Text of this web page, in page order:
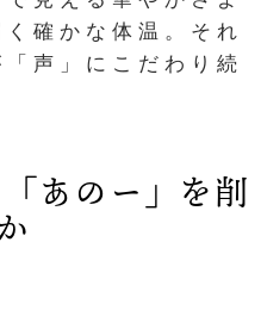
確かな体温。それ
声」にこだわり続
あのー」を削